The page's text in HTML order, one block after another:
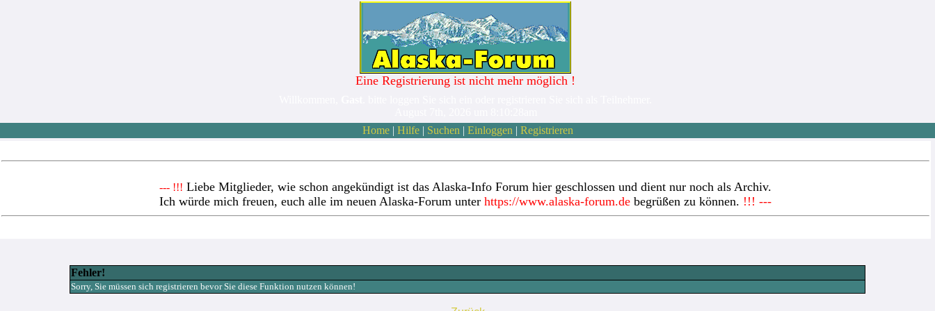
Eine Registrierung ist nicht mehr möglich !
Home| Hilfe| Suchen | Einloggen | Registrieren
--- !!! Liebe Mitglieder, wie schon angekündigt ist das Alaska-Info Forum hier geschlossen und dient nur noch als Archiv.
Ich würde mich freuen, euch alle im neuen Alaska-Forum unter https://www.alaska-forum.de begrüßen zu können. !!! ---
Fehler!
Sorry, Sie müssen sich registrieren bevor Sie diese Funktion nutzen können!